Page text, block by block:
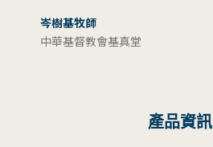
岑樹基牧師
中華基督教會基真堂
產品資訊